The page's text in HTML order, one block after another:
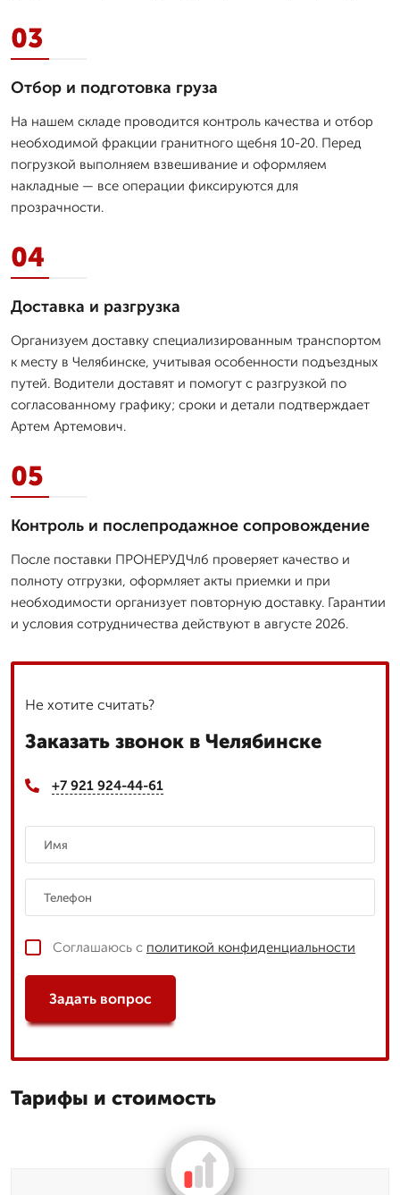
03
Отбор и подготовка груза
На нашем складе проводится контроль качества и отбор
необходимой фракции гранитного щебня 10-20. Перед
погрузкой выполняем взвешивание и оформляем
накладные — все операции фиксируются для
прозрачности.
04
Доставка и разгрузка
Организуем доставку специализированным транспортом
к месту в Челябинске, учитывая особенности подъездных
путей. Водители доставят и помогут с разгрузкой по
согласованному графику; сроки и детали подтверждает
Артем Артемович.
05
Контроль и послепродажное сопровождение
После поставки ПРОНЕРУДЧлб проверяет качество и
полноту отгрузки, оформляет акты приемки и при
необходимости организует повторную доставку. Гарантии
и условия сотрудничества действуют в августе 2026.
Не хотите считать?
Заказать звонок в Челябинске
+7 921 924-44-61
Соглашаюсь с политикой конфиденциальности
Задать вопрос
Тарифы и стоимость